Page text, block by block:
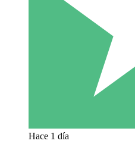
Hace 1 día